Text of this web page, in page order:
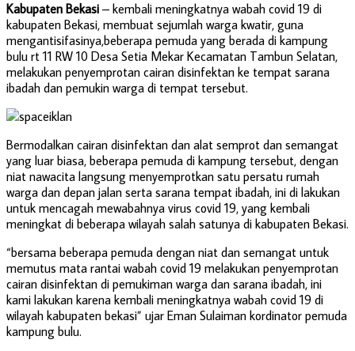
Kabupaten Bekasi – kembali meningkatnya wabah covid 19 di
kabupaten Bekasi, membuat sejumlah warga kwatir, guna
mengantisifasinya,beberapa pemuda yang berada di kampung
bulu rt 11 RW 10 Desa Setia Mekar Kecamatan Tambun Selatan,
melakukan penyemprotan cairan disinfektan ke tempat sarana
ibadah dan pemukin warga di tempat tersebut.
Bermodalkan cairan disinfektan dan alat semprot dan semangat
yang luar biasa, beberapa pemuda di kampung tersebut, dengan
niat nawacita langsung menyemprotkan satu persatu rumah
warga dan depan jalan serta sarana tempat ibadah, ini di lakukan
untuk mencagah mewabahnya virus covid 19, yang kembali
meningkat di beberapa wilayah salah satunya di kabupaten Bekasi.
“bersama beberapa pemuda dengan niat dan semangat untuk
memutus mata rantai wabah covid 19 melakukan penyemprotan
cairan disinfektan di pemukiman warga dan sarana ibadah, ini
kami lakukan karena kembali meningkatnya wabah covid 19 di
wilayah kabupaten bekasi” ujar Eman Sulaiman kordinator pemuda
kampung bulu.